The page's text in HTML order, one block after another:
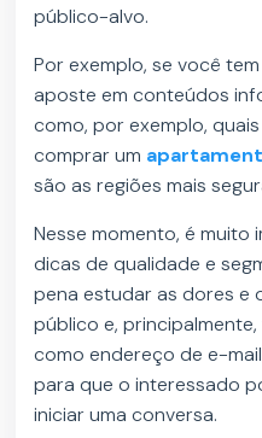
público-alvo.
Por exemplo, se você
aposte em conteúdos
como, por exemplo,
comprar um
são as regiões mais
Nesse momento, é
dicas de qualidade e
pena estudar as dores e
público e,
como endereço de e-
para que o interessado
iniciar uma conversa.